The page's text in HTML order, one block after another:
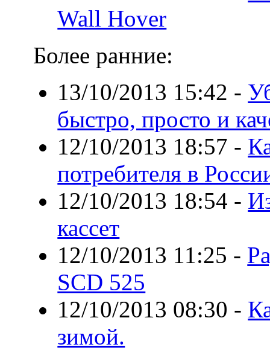
Wall Hover
Более ранние:
13/10/2013 15:42 -
быстро, просто и
12/10/2013 18:57 -
потребителя в
12/10/2013 18:54 -
кассет
12/10/2013 11:25 -
SCD 525
12/10/2013 08:30 -
зимой.